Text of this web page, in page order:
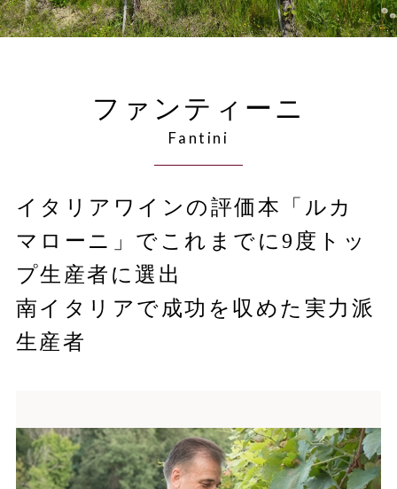
ファンティーニ
Fantini
イタリアワインの評価本「ルカ
マローニ」でこれまでに9度トッ
プ生産者に選出
南イタリアで成功を収めた実力派
生産者